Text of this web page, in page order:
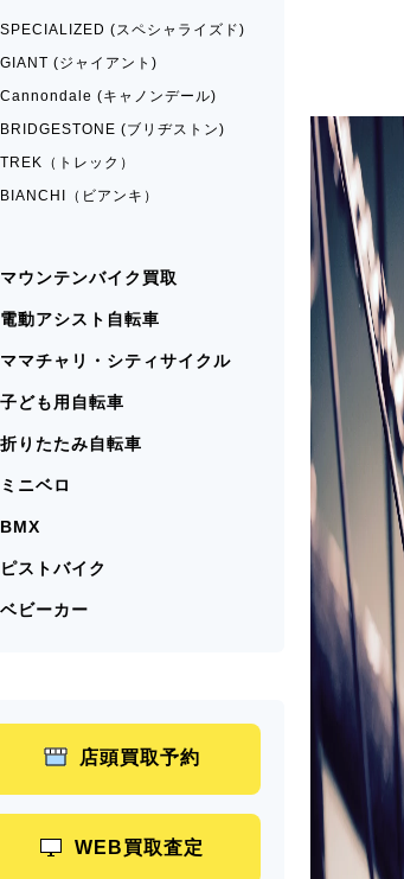
SPECIALIZED (スペシャライズド)
GIANT (ジャイアント)
Cannondale (キャノンデール)
BRIDGESTONE (ブリヂストン)
TREK（トレック）
BIANCHI（ビアンキ）
マウンテンバイク買取
電動アシスト自転車
ママチャリ・シティサイクル
子ども用自転車
折りたたみ自転車
ミニベロ
BMX
ピストバイク
ベビーカー
店頭買取予約
WEB買取査定